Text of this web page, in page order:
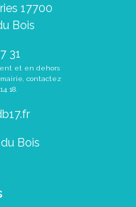
17700
Bois
31
et en dehors
contactez
18
Bois